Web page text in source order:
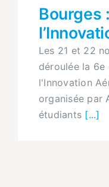
Bourges
Les 21 et 22
déroulée la
l'Innovation
organisée par
étudiants [...]